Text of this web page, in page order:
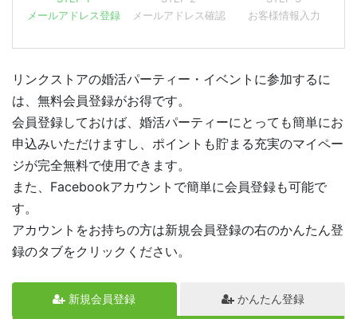
メールアドレス登録
メールアドレス確認
お客様情報入力
リンクストアの婚活パーティー・イベントに参加するに
は、無料会員登録がお得です。
会員登録しておけば、婚活パーティーにとっても簡単にお
申込みいただけますし、ポイントも貯まる充実のマイペー
ジが完全無料で使用できます。
また、Facebookアカウントで簡単に会員登録も可能で
す。
アカウントをお持ちの方は新規会員登録の右のかんたん登
録のタブをクリックください。
新規会員登録 かんたん登録